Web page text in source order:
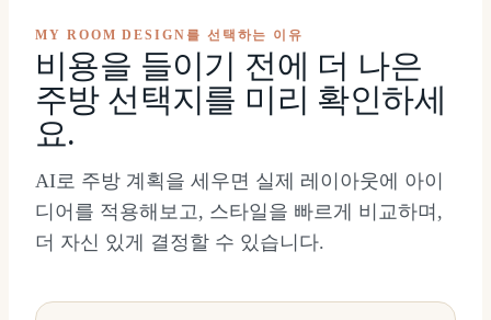
MY ROOM DESIGN를 선택하는 이유
비용을 들이기 전에 더 나은
주방 선택지를 미리 확인하세
요.
AI로 주방 계획을 세우면 실제 레이아웃에 아이
디어를 적용해보고, 스타일을 빠르게 비교하며,
더 자신 있게 결정할 수 있습니다.